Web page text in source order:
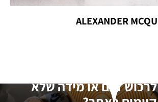
ALEXANDER
לרכוש דגם או מידה שלא